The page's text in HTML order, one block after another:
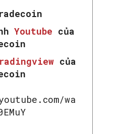
Youtube của
của
wa